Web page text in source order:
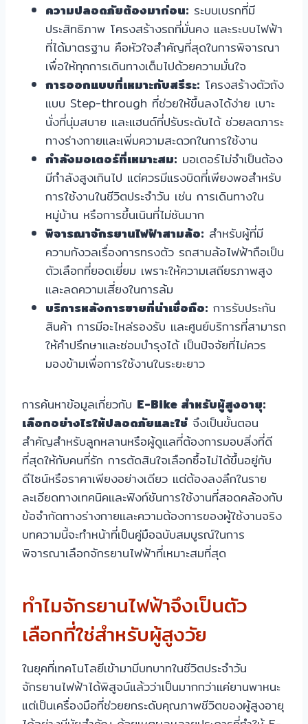
ความปลอดภัยต้องมาก่อน: ระบบเบรกที่มี
ประสิทธิภาพ โครงสร้างรถที่มั่นคง และระบบไฟฟ้า
ที่ได้มาตรฐาน คือหัวใจสำคัญที่สุดในการพิจารณา
เพื่อให้ทุกการเดินทางเต็มไปด้วยความมั่นใจ
การออกแบบที่เหมาะกับสรีระ: โครงสร้างตัวถัง
แบบ Step-through ที่ช่วยให้ขึ้นลงได้ง่าย เบาะ
นั่งที่นุ่มสบาย และแฮนด์ที่ปรับระดับได้ ช่วยลดภาระ
ทางร่างกายและเพิ่มความสะดวกในการใช้งาน
กำลังมอเตอร์ที่เหมาะสม: มอเตอร์ไม่จำเป็นต้อง
มีกำลังสูงเกินไป แต่ควรมีแรงบิดที่เพียงพอสำหรับ
การใช้งานในชีวิตประจำวัน เช่น การเดินทางใน
หมู่บ้าน หรือการขึ้นเนินที่ไม่ชันมาก
พิจารณาจักรยานไฟฟ้าสามล้อ: สำหรับผู้ที่มี
ความกังวลเรื่องการทรงตัว รถสามล้อไฟฟ้าถือเป็น
ตัวเลือกที่ยอดเยี่ยม เพราะให้ความเสถียรภาพสูง
และลดความเสี่ยงในการล้ม
บริการหลังการขายที่น่าเชื่อถือ: การรับประกัน
สินค้า การมีอะไหล่รองรับ และศูนย์บริการที่สามารถ
ให้คำปรึกษาและซ่อมบำรุงได้ เป็นปัจจัยที่ไม่ควร
มองข้ามเพื่อการใช้งานในระยะยาว
การค้นหาข้อมูลเกี่ยวกับ E-Bike สำหรับผู้สูงอายุ:
เลือกอย่างไรให้ปลอดภัยและใช่ จึงเป็นขั้นตอน
สำคัญสำหรับลูกหลานหรือผู้ดูแลที่ต้องการมอบสิ่งที่ดี
ที่สุดให้กับคนที่รัก การตัดสินใจเลือกซื้อไม่ได้ขึ้นอยู่กับ
ดีไซน์หรือราคาเพียงอย่างเดียว แต่ต้องลงลึกในราย
ละเอียดทางเทคนิคและฟังก์ชันการใช้งานที่สอดคล้องกับ
ข้อจำกัดทางร่างกายและความต้องการของผู้ใช้งานจริง
บทความนี้จะทำหน้าที่เป็นคู่มือฉบับสมบูรณ์ในการ
พิจารณาเลือกจักรยานไฟฟ้าที่เหมาะสมที่สุด
ทำไมจักรยานไฟฟ้าจึงเป็นตัว
เลือกที่ใช่สำหรับผู้สูงวัย
ในยุคที่เทคโนโลยีเข้ามามีบทบาทในชีวิตประจำวัน
จักรยานไฟฟ้าได้พิสูจน์แล้วว่าเป็นมากกว่าแค่ยานพาหนะ
แต่เป็นเครื่องมือที่ช่วยยกระดับคุณภาพชีวิตของผู้สูงอายุ